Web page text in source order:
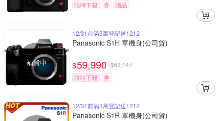
限時下殺
券 贈品
補貨中
12/31前滿3萬登記送1212
Panasonic S1H 單機身(公司貨)
$59,990 $63,147
限時下殺
券
12/31前滿3萬登記送1212
Panasonic S1R 單機身(公司貨)